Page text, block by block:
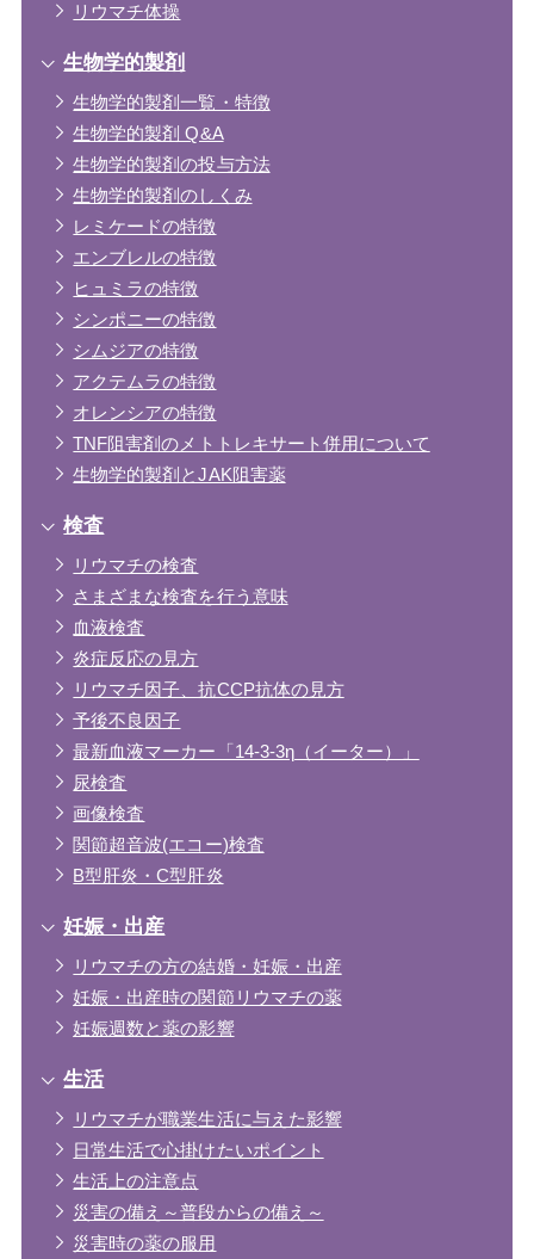
リウマチ体操
生物学的製剤
生物学的製剤一覧・特徴
生物学的製剤 Q&A
生物学的製剤の投与方法
生物学的製剤のしくみ
レミケードの特徴
エンブレルの特徴
ヒュミラの特徴
シンポニーの特徴
シムジアの特徴
アクテムラの特徴
オレンシアの特徴
TNF阻害剤のメトトレキサート併用について
生物学的製剤とJAK阻害薬
検査
リウマチの検査
さまざまな検査を行う意味
血液検査
炎症反応の見方
リウマチ因子、抗CCP抗体の見方
予後不良因子
最新血液マーカー「14-3-3η（イーター）」
尿検査
画像検査
関節超音波(エコー)検査
B型肝炎・C型肝炎
妊娠・出産
リウマチの方の結婚・妊娠・出産
妊娠・出産時の関節リウマチの薬
妊娠週数と薬の影響
生活
リウマチが職業生活に与えた影響
日常生活で心掛けたいポイント
生活上の注意点
災害の備え～普段からの備え～
災害時の薬の服用